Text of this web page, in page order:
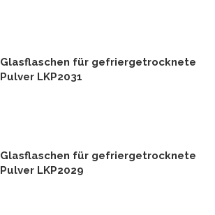
Glasflaschen für gefriergetrocknete
Pulver LKP2031
Glasflaschen für gefriergetrocknete
Pulver LKP2029